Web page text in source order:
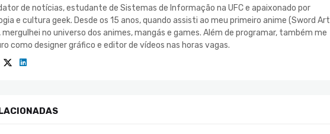
de notícias, estudante de Sistemas de Informação na UFC e apaixonado por
e cultura geek. Desde os 15 anos, quando assisti ao meu primeiro anime (Sword Art
mergulhei no universo dos animes, mangás e games. Além de programar, também me
como designer gráfico e editor de vídeos nas horas vagas.